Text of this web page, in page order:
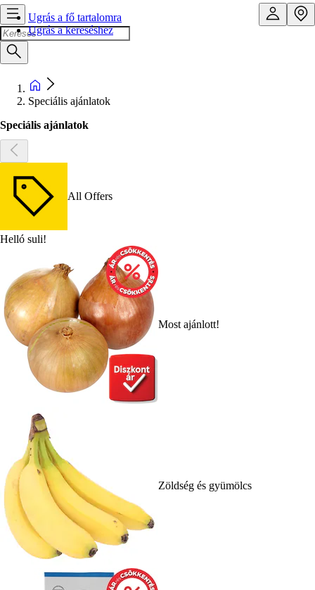
Ugrás a fő tartalomra
Ugrás a kereséshez
Speciális ajánlatok
Speciális ajánlatok
All Offers
Helló suli!
Most ajánlott!
Zöldség és gyümölcs